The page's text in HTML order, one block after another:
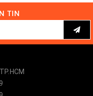
TIN